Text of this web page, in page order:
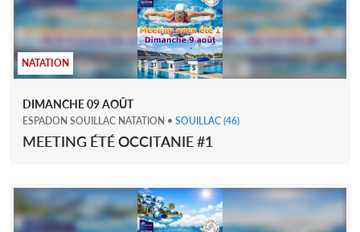
NATATION
DIMANCHE09AOÛT
ESPADON SOUILLAC NATATION • SOUILLAC (46)
MEETING ÉTÉ OCCITANIE #1